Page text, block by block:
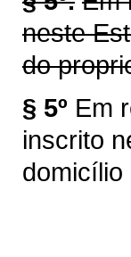
neste
do
§ 5º Em
inscrito
domicílio